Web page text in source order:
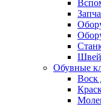
Обувные
Воск